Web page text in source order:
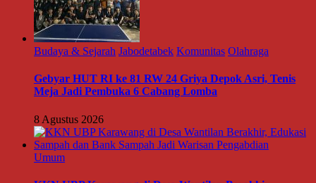
Budaya & Sejarah Jabodetabek Komunitas Olahraga
Gebyar HUT RI ke 81 RW 24 Griya Depok Asri, Tenis
Meja Jadi Pembuka 6 Cabang Lomba
8 Agustus 2026
Umum